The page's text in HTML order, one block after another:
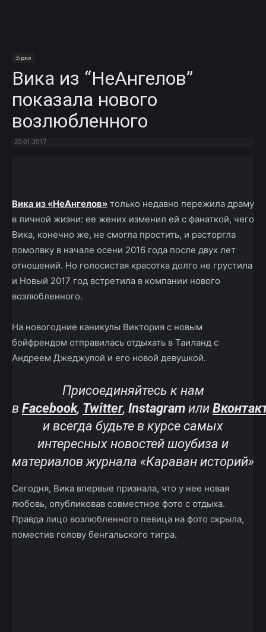
Зірки
Вика из “НеАнгелов”
показала нового
возлюбленного
20.01.2017
Вика из «НеАнгелов» только недавно пережила драму
в личной жизни: ее жених изменил ей с фанаткой, чего
Вика, конечно же, не смогла простить, и расторгла
помолвку в начале осени 2016 года после двух лет
отношений. Но голосистая красотка долго не грустила
и Новый 2017 год встретила в компании нового
возлюбленного.
На новогодние каникулы Виктория с новым
бойфрендом отправилась отдыхать в Таиланд с
Андреем Джеджулой и его новой девушкой.
Присоединяйтесь к нам
в Facebook, Twitter, Instagram или
и всегда будьте в курсе самых
интересных новостей шоубиза и
материалов журнала «Караван историй»
Сегодня, Вика впервые признала, что у нее новая
любовь, опубликовав совместное фото с отдыха.
Правда лицо возлюбленного певица на фото скрыла,
поместив голову бенгальского тигра.